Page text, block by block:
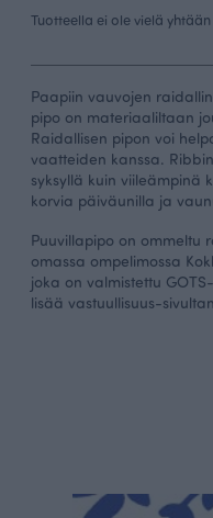
Tuotteella ei ole vielä
Paapiin vauvojen
pipo on materiaaliltaan
Raidallisen pipon voi
vaatteiden kanssa.
syksyllä kuin viileämpinä
korvia päiväunilla ja
Puuvillapipo on ommeltu
omassa ompelimossa
joka on valmistettu
lisää vastuullisuus-